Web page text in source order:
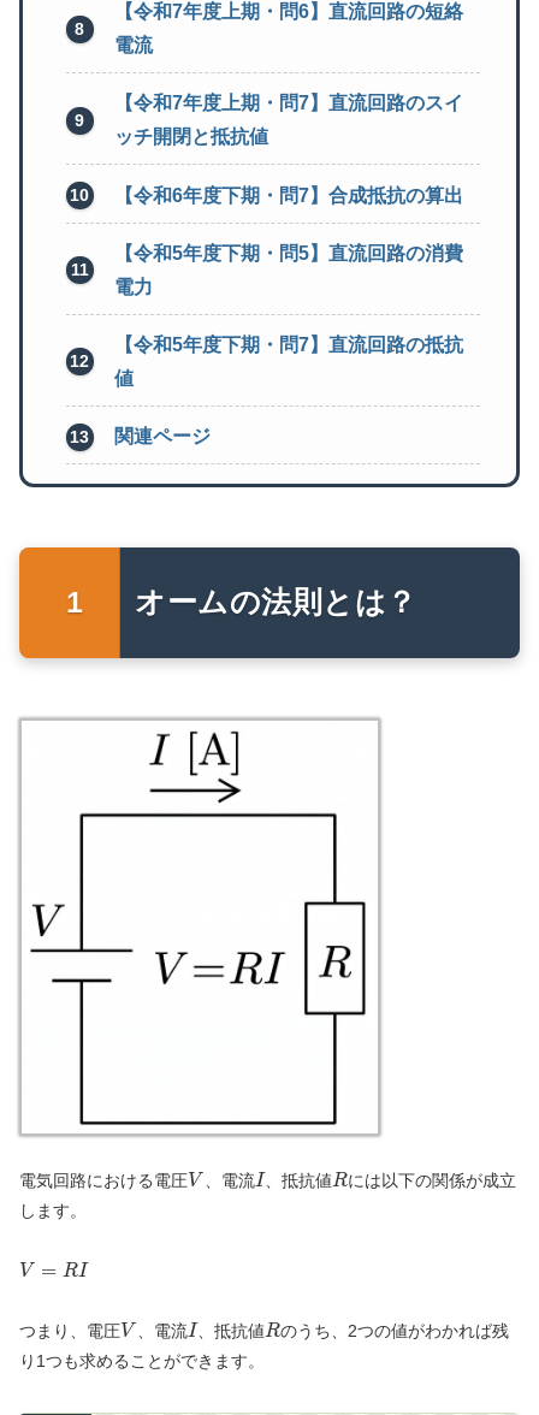
【令和7年度上期・問6】直流回路の短絡
電流
【令和7年度上期・問7】直流回路のスイ
ッチ開閉と抵抗値
【令和6年度下期・問7】合成抵抗の算出
【令和5年度下期・問5】直流回路の消費
電力
【令和5年度下期・問7】直流回路の抵抗
値
関連ページ
オームの法則とは？
電気回路における電圧V
V 、電流I
I 、抵抗値R
Rには以下の関係が成立
します。
V=RI
V = RI
つまり、電圧V
V 、電流I
I、抵抗値R
Rのうち、2つの値がわかれば残
り1つも求めることができます。